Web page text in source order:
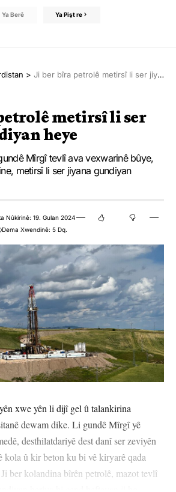
Ya Berê Ya Pişt re
> Ji ber bîra petrolê metirsî li ser jiyana gundiyan heye
metirsî li ser
heye
Mîrgî tevlî ava vexwarinê bûye,
metirsî li ser jiyana gundiyan
Nûkirinê: 19. Gulan 2024
Dema Xwendinê: 5 Dq.
xwe yên li dijî gel û talankirina
dewam dike. Li gundê Mîrgî yê
desthilatdariyê dest danî ser zeviyên
kola û kir beton ku bi vê kiryarê qada
ber kolandina bîrên petrolê, mazot tevlî